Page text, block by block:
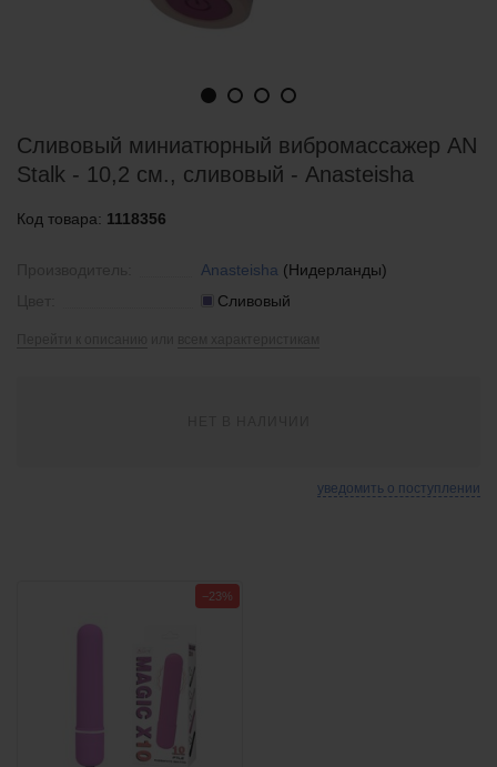
Сливовый миниатюрный вибромассажер AN
Stalk - 10,2 см., сливовый - Anasteisha
Код товара: 1118356
Anasteisha (Нидерланды)
Сливовый
уведомить о поступлении
−23%